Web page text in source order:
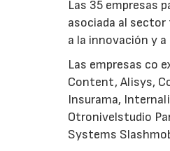
Las 35 empresas
asociada al
a la innovación y
Las empresas co
Content, Alisys,
Insurama,
Otronivelstudio
Systems